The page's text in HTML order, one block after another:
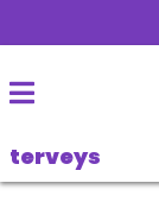
terveys